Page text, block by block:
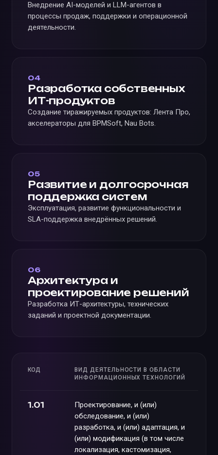
Внедрение AI-моделей и LLM-агентов в
процессы продаж, поддержки и операционной
деятельности.
04
Разработка собственных
ИТ-продуктов
Создание тиражируемых продуктов: Лента Про,
акселераторы для BPMSoft, Nau Bots.
05
Развитие и долгосрочная
поддержка систем
Эксплуатация, развитие функциональности и
SLA-поддержка внедрённых решений.
06
Архитектура и
проектирование решений
Разработка ИТ-архитектуры, технических
заданий и проектной документации.
КОД
ВИД ДЕЯТЕЛЬНОСТИ В ОБЛАСТИ
ИНФОРМАЦИОННЫХ ТЕХНОЛОГИЙ
1.01
Проектирование, и (или)
обследование, и (или)
разработка, и (или) адаптация, и
(или) модификация (в том числе
локализация, кастомизация,